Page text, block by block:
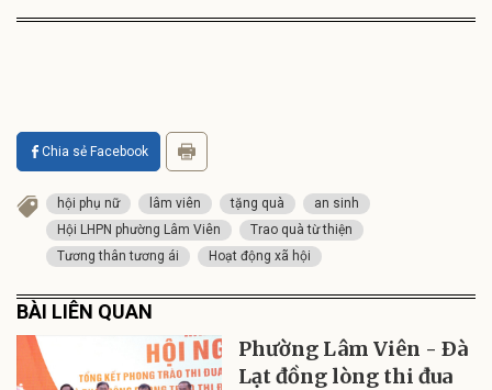
Chia sẻ Facebook
hội phụ nữ lâm viên tặng quà
an sinh
Hội LHPN phường Lâm Viên
Trao quà từ thiện
Tương thân tương ái
Hoạt động xã hội
BÀI LIÊN QUAN
Phường Lâm Viên - Ðà
Lạt đồng lòng thi đua